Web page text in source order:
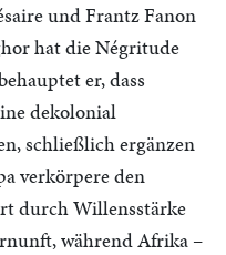
und Frantz Fanon
hat die Négritude
er, dass
dekolonial
schließlich ergänzen
verkörpere den
durch Willensstärke
während Afrika –